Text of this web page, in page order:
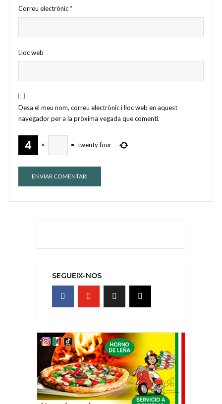
Correu electrònic*
Lloc web
Desa el meu nom, correu electrònic i lloc web en aquest
navegador per a la pròxima vegada que comenti.
× = twenty four
SEGUEIX-NOS